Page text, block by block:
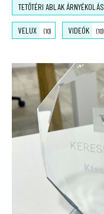
TETŐTÉRI ABLAK ÁRNYÉKOLÁS
VELUX (10) VIDEÓK (10)